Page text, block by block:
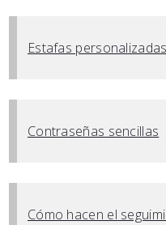
Estafas personalizadas
Contraseñas sencillas
Cómo hacen el